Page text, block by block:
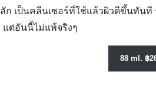
ลัก เป็นคลีนเซอร์ที่ใช้แล้วผิวดีขึ้นทัน
แต่อันนี้ไม่แพ้จริงๆ
88 ml. ฿